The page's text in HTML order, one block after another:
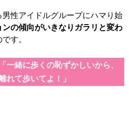
男性アイドルグループにハマり始
ンの傾向がいきなりガラリと変わ
です。
「一緒に歩くの恥ずかしいから、
れて歩いてよ！」